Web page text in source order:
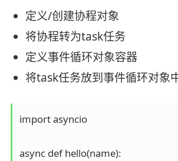
定义/创建协程对象
将协程转为task任务
定义事件循环对象容器
将task任务放到事件循环对象
import asyncio
async def hello(name):